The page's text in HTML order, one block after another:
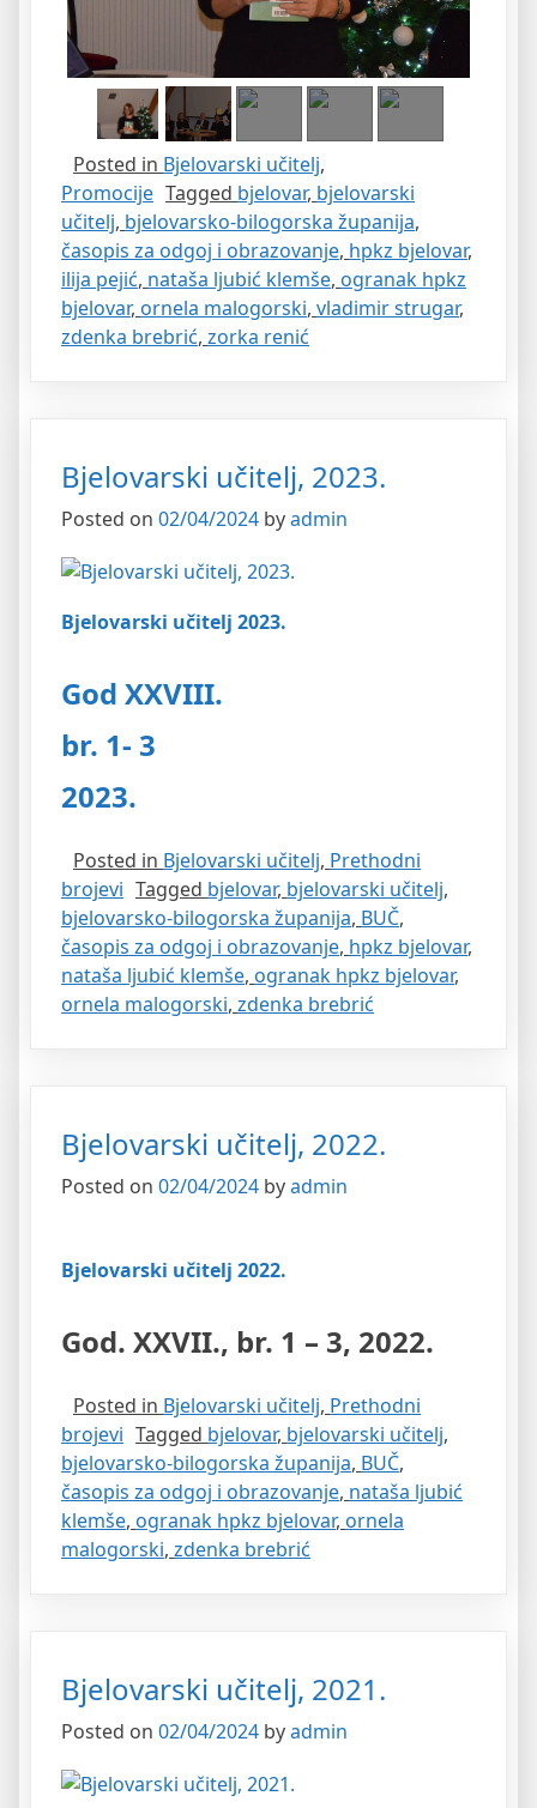
Posted in Bjelovarski učitelj,
Promocije Tagged bjelovar, bjelovarski
učitelj, bjelovarsko-bilogorska županija,
časopis za odgoj i obrazovanje, hpkz bjelovar,
ilija pejić, nataša ljubić klemše, ogranak hpkz
bjelovar, ornela malogorski, vladimir strugar,
zdenka brebrić, zorka renić
Bjelovarski učitelj, 2023.
Posted on 02/04/2024 byadmin
Bjelovarski učitelj 2023.
God XXVIII.
br. 1- 3
2023.
Posted in Bjelovarski učitelj, Prethodni
brojevi Tagged bjelovar, bjelovarski učitelj,
bjelovarsko-bilogorska županija, BUČ,
časopis za odgoj i obrazovanje, hpkz bjelovar,
nataša ljubić klemše, ogranak hpkz bjelovar,
ornela malogorski, zdenka brebrić
Bjelovarski učitelj, 2022.
Posted on 02/04/2024 byadmin
Bjelovarski učitelj 2022.
God. XXVII., br. 1 – 3, 2022.
Posted in Bjelovarski učitelj, Prethodni
brojevi Tagged bjelovar, bjelovarski učitelj,
bjelovarsko-bilogorska županija, BUČ,
časopis za odgoj i obrazovanje, nataša ljubić
klemše, ogranak hpkz bjelovar, ornela
malogorski, zdenka brebrić
Bjelovarski učitelj, 2021.
Posted on 02/04/2024 byadmin